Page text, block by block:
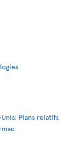
Plans relatifs